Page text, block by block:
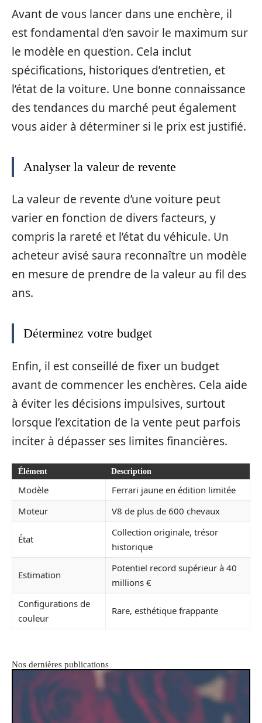
Avant de vous lancer dans une enchère, il
est fondamental d’en savoir le maximum sur
le modèle en question. Cela inclut
spécifications, historiques d’entretien, et
l’état de la voiture. Une bonne connaissance
des tendances du marché peut également
vous aider à déterminer si le prix est justifié.
Analyser la valeur de revente
La valeur de revente d’une voiture peut
varier en fonction de divers facteurs, y
compris la rareté et l’état du véhicule. Un
acheteur avisé saura reconnaître un modèle
en mesure de prendre de la valeur au fil des
ans.
Déterminez votre budget
Enfin, il est conseillé de fixer un budget
avant de commencer les enchères. Cela aide
à éviter les décisions impulsives, surtout
lorsque l’excitation de la vente peut parfois
inciter à dépasser ses limites financières.
Élément Description
Modèle
Ferrari jaune en édition limitée
Moteur
V8 de plus de 600 chevaux
État
Collection originale, trésor
historique
Estimation
Potentiel record supérieur à 40
millions €
Configurations de
couleur
Rare, esthétique frappante
Nos dernières publications